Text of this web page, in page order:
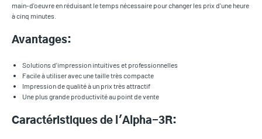
main-d'oeuvre en réduisant le temps nécessaire pour changer les prix d'une heure
à cinq minutes.
Avantages:
Solutions d'impression intuitives et professionnelles
Facile à utiliser avec une taille très compacte
Impression de qualité à un prix très attractif
Une plus grande productivité au point de vente
Caractéristiques de l'Alpha-3R: